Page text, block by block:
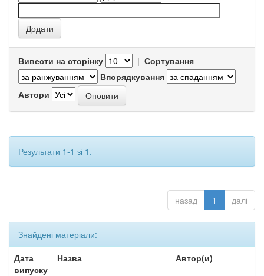
Вивести на сторінку | Сортування
Впорядкування
Автори
Результати 1-1 зі 1.
назад 1 далі
Знайдені матеріали:
Дата
випуску
Назва Автор(и)